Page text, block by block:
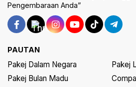
Pengembaraan Anda”
PAUTAN
Pakej Dalam Negara
Pakej
Pakej Bulan Madu